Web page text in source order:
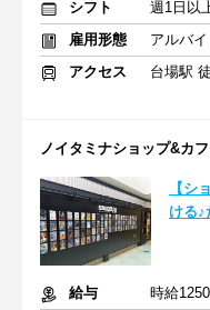
シフト
雇用形態
アルバ
アクセス
台場駅
ノイタミナショップ&カ
【シ
ける♪
給与 時給